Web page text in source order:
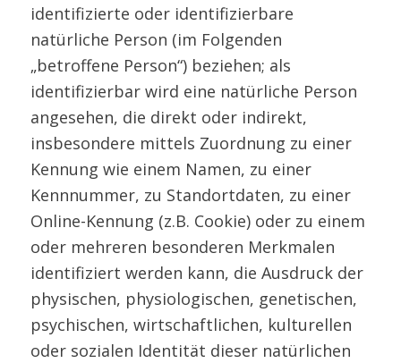
identifizierte oder identifizierbare
natürliche Person (im Folgenden
„betroffene Person“) beziehen; als
identifizierbar wird eine natürliche Person
angesehen, die direkt oder indirekt,
insbesondere mittels Zuordnung zu einer
Kennung wie einem Namen, zu einer
Kennnummer, zu Standortdaten, zu einer
Online-Kennung (z.B. Cookie) oder zu einem
oder mehreren besonderen Merkmalen
identifiziert werden kann, die Ausdruck der
physischen, physiologischen, genetischen,
psychischen, wirtschaftlichen, kulturellen
oder sozialen Identität dieser natürlichen